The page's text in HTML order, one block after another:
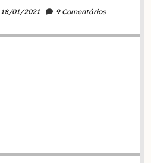
18/01/2021 9 Comentários